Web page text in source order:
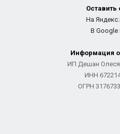
Оставить
На
В Google
Информация
ИП Дешан
ИНН
ОГРН